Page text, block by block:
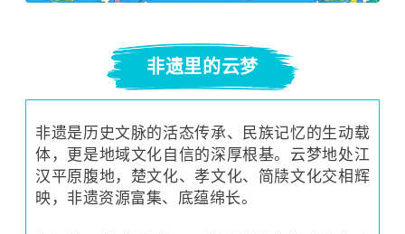
非遗里的云梦
非遗是历史文脉的活态传承、民族记忆的生动载
体，更是地域文化自信的深厚根基。云梦地处江
汉平原腹地，楚文化、孝文化、简牍文化交相辉
映，非遗资源富集、底蕴绵长。